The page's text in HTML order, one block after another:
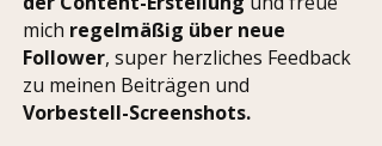
mich regelmäßig über neue
Follower, super herzliches Feedback
zu meinen Beiträgen und
Vorbestell-Screenshots.